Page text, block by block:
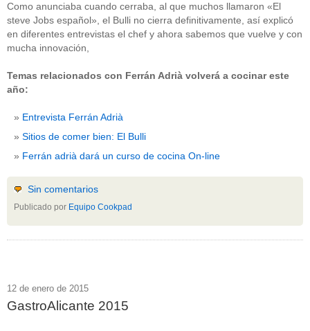
Como anunciaba cuando cerraba, al que muchos llamaron «El
steve Jobs español», el Bulli no cierra definitivamente, así explicó
en diferentes entrevistas el chef y ahora sabemos que vuelve y con
mucha innovación,
Temas relacionados con Ferrán Adrià volverá a cocinar este
año:
Entrevista Ferrán Adrià
Sitios de comer bien: El Bulli
Ferrán adrià dará un curso de cocina On-line
Sin comentarios
Publicado por Equipo Cookpad
12 de enero de 2015
GastroAlicante 2015